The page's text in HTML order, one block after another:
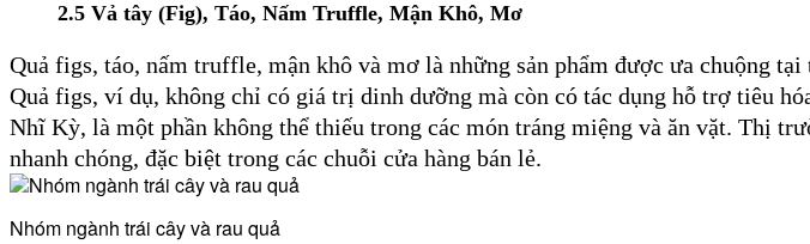
2.5 Vả tây (Fig), Táo, Nấm Truffle, Mận Khô, Mơ
Quả figs, táo, nấm truffle, mận khô và mơ là những sản phẩm được ưa chuộng
Quả figs, ví dụ, không chỉ có giá trị dinh dưỡng mà còn có tác dụng hỗ trợ tiêu
Nhĩ Kỳ, là một phần không thể thiếu trong các món tráng miệng và ăn vặt. Thị
nhanh chóng, đặc biệt trong các chuỗi cửa hàng bán lẻ.
Nhóm ngành trái cây và rau quả